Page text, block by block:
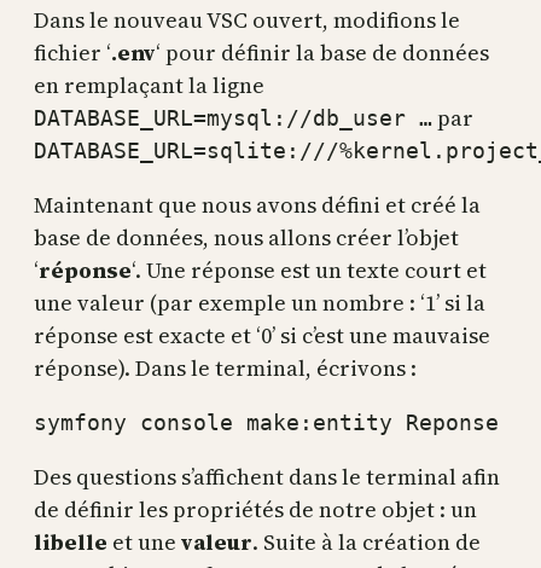
Dans le nouveau VSC ouvert, modifions le
fichier ‘.env‘ pour définir la base de données
en remplaçant la ligne
DATABASE_URL=mysql://db_user … par
DATABASE_URL=sqlite:///
Maintenant que nous avons défini et créé la
base de données, nous allons créer l’objet
‘réponse‘. Une réponse est un texte court et
une valeur (par exemple un nombre : ‘1’ si la
réponse est exacte et ‘0’ si c’est une mauvaise
réponse). Dans le terminal, écrivons :
symfony console make:entity Reponse
Des questions s’affichent dans le terminal afin
de définir les propriétés de notre objet : un
libelle et une valeur. Suite à la création de